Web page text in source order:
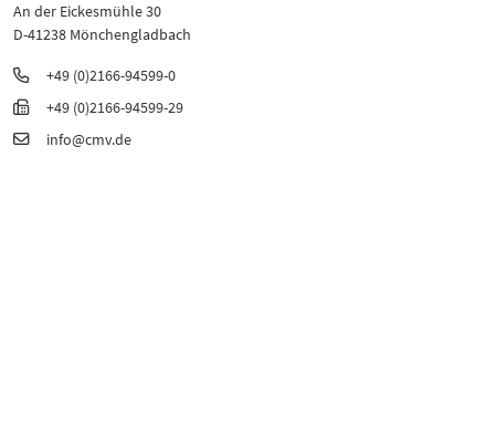
An der Eickesmühle 30
D-41238 Mönchengladbach
+49 (0)2166-94599-0
+49 (0)2166-94599-29
info@cmv.de